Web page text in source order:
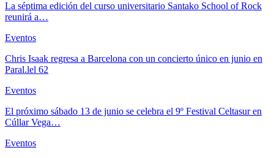
La séptima edición del curso universitario Santako School of Rock
reunirá a…
Eventos
Chris Isaak regresa a Barcelona con un concierto único en junio en
Paral.lel 62
Eventos
El próximo sábado 13 de junio se celebra el 9º Festival Celtasur en
Cúllar Vega…
Eventos